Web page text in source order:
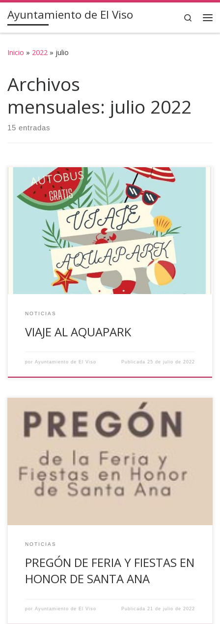
Saltar al contenido
Ayuntamiento de El Viso Search
Inicio » 2022 » julio
Archivos
mensuales: julio 2022
15 entradas
El próximo sábado 13 de agosto se realizará un VIAJE AL
AQUAPARK, la salida será a las 9:30 horas desde la
Paloma. El ayuntamiento y la Delegación de Juventud de
Diputación de Córdoba subvencionan el autobús para el
traslado. El plazo de inscripción será hasta el próximo día
NOTICIAS
VIAJE AL AQUAPARK
por Ayuntamiento de El Viso Publicada 25 de julio de 2022
Cultura sita en Avenida Parque nº 35 a las 22:00 horas el
Pregón de la Feria y Fiestas en Honor de Santa Ana a cargo
de D. Juan Carlos Rubio Rísquez. ¡Os esperamos!
NOTICIAS
PREGÓN DE FERIA Y FIESTAS EN
HONOR DE SANTA ANA
por Ayuntamiento de El Viso Publicada21 de julio de 2022